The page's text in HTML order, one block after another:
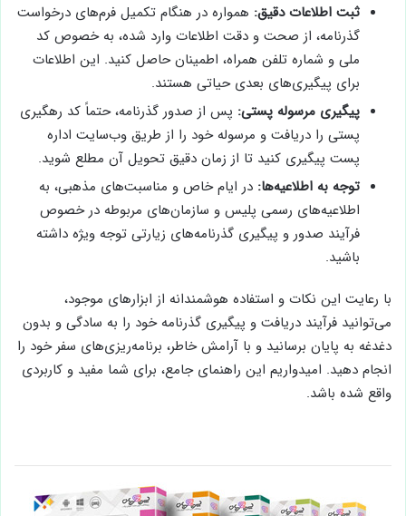
ثبت اطلاعات دقیق: همواره در هنگام تکمیل فرم‌های درخواست
گذرنامه، از صحت و دقت اطلاعات وارد شده، به خصوص کد
ملی و شماره تلفن همراه، اطمینان حاصل کنید. این اطلاعات
برای پیگیری‌های بعدی حیاتی هستند.
پیگیری مرسوله پستی: پس از صدور گذرنامه، حتماً کد رهگیری
پستی را دریافت و مرسوله خود را از طریق وب‌سایت اداره
پست پیگیری کنید تا از زمان دقیق تحویل آن مطلع شوید.
توجه به اطلاعیه‌ها: در ایام خاص و مناسبت‌های مذهبی، به
اطلاعیه‌های رسمی پلیس و سازمان‌های مربوطه در خصوص
فرآیند صدور و پیگیری گذرنامه‌های زیارتی توجه ویژه داشته
باشید.
با رعایت این نکات و استفاده هوشمندانه از ابزارهای موجود،
می‌توانید فرآیند دریافت و پیگیری گذرنامه خود را به سادگی و بدون
دغدغه به پایان برسانید و با آرامش خاطر، برنامه‌ریزی‌های سفر خود را
انجام دهید. امیدواریم این راهنمای جامع، برای شما مفید و کاربردی
واقع شده باشد.